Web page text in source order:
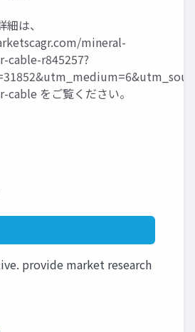
は、
mineral-
cable-r845257?
cable をご覧ください。
provide market research